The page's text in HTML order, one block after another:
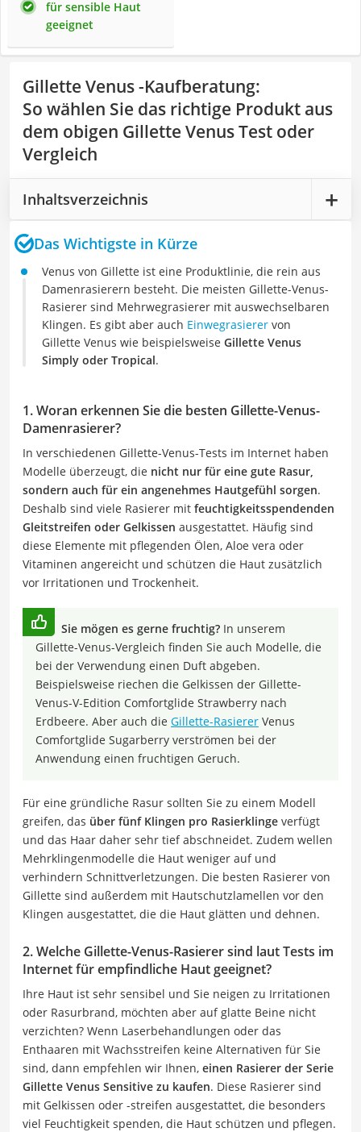
für sensible Haut
geeignet
Gillette Venus -Kaufberatung:
So wählen Sie das richtige Produkt aus
dem obigen Gillette Venus Test oder
Vergleich
Inhaltsverzeichnis
Das Wichtigste in Kürze
Venus von Gillette ist eine Produktlinie, die rein aus
Damenrasierern besteht. Die meisten Gillette-Venus-
Rasierer sind Mehrwegrasierer mit auswechselbaren
Klingen. Es gibt aber auch Einwegrasierer von
Gillette Venus wie beispielsweise Gillette Venus
Simply oder Tropical.
1. Woran erkennen Sie die besten Gillette-Venus-
Damenrasierer?
In verschiedenen Gillette-Venus-Tests im Internet haben
Modelle überzeugt, die nicht nur für eine gute Rasur,
sondern auch für ein angenehmes Hautgefühl sorgen.
Deshalb sind viele Rasierer mit feuchtigkeitsspendenden
Gleitstreifen oder Gelkissen ausgestattet. Häufig sind
diese Elemente mit pflegenden Ölen, Aloe vera oder
Vitaminen angereicht und schützen die Haut zusätzlich
vor Irritationen und Trockenheit.
Sie mögen es gerne fruchtig? In unserem
Gillette-Venus-Vergleich finden Sie auch Modelle, die
bei der Verwendung einen Duft abgeben.
Beispielsweise riechen die Gelkissen der Gillette-
Venus-V-Edition Comfortglide Strawberry nach
Erdbeere. Aber auch die Gillette-Rasierer Venus
Comfortglide Sugarberry verströmen bei der
Anwendung einen fruchtigen Geruch.
Für eine gründliche Rasur sollten Sie zu einem Modell
greifen, das über fünf Klingen pro Rasierklinge verfügt
und das Haar daher sehr tief abschneidet. Zudem wellen
Mehrklingenmodelle die Haut weniger auf und
verhindern Schnittverletzungen. Die besten Rasierer von
Gillette sind außerdem mit Hautschutzlamellen vor den
Klingen ausgestattet, die die Haut glätten und dehnen.
2. Welche Gillette-Venus-Rasierer sind laut Tests im
Internet für empfindliche Haut geeignet?
Ihre Haut ist sehr sensibel und Sie neigen zu Irritationen
oder Rasurbrand, möchten aber auf glatte Beine nicht
verzichten? Wenn Laserbehandlungen oder das
Enthaaren mit Wachsstreifen keine Alternativen für Sie
sind, dann empfehlen wir Ihnen, einen Rasierer der Serie
Gillette Venus Sensitive zu kaufen. Diese Rasierer sind
mit Gelkissen oder -streifen ausgestattet, die besonders
viel Feuchtigkeit spenden, die Haut schützen und pflegen.